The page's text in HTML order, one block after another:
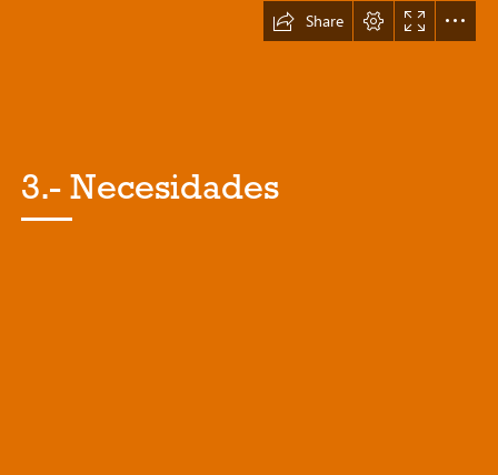
Share
3.- Necesidades